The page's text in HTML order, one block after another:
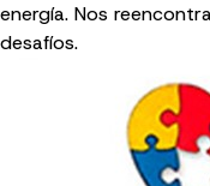
energía. Nos
desafíos.